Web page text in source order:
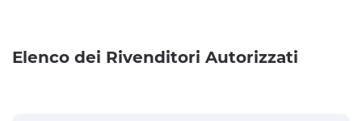
Elenco dei Rivenditori Autorizzati